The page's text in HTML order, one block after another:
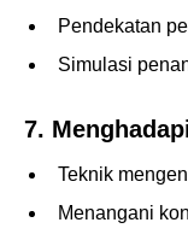
Pendekatan
Simulasi
7.
Teknik
Menangani